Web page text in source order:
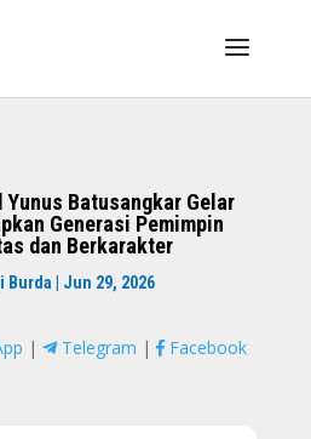
Yunus Batusangkar Gelar
Generasi Pemimpin
dan Berkarakter
Burda Jun 29, 2026
| Telegram |
Facebook